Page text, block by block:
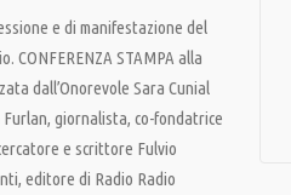
e di manifestazione del
CONFERENZA STAMPA alla
dall’Onorevole Sara Cunial
giornalista, co-fondatrice
e scrittore Fulvio
editore di Radio Radio